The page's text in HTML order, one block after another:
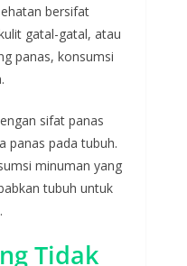
bersifat
gatal-gatal, atau
panas, konsumsi
sifat panas
panas pada tubuh.
minuman yang
tubuh untuk
Tidak